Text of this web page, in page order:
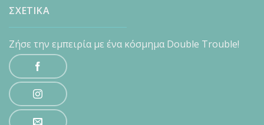
ΣΧΕΤΙΚΑ
Ζήσε την εμπειρία με ένα κόσμημα Double Trouble!